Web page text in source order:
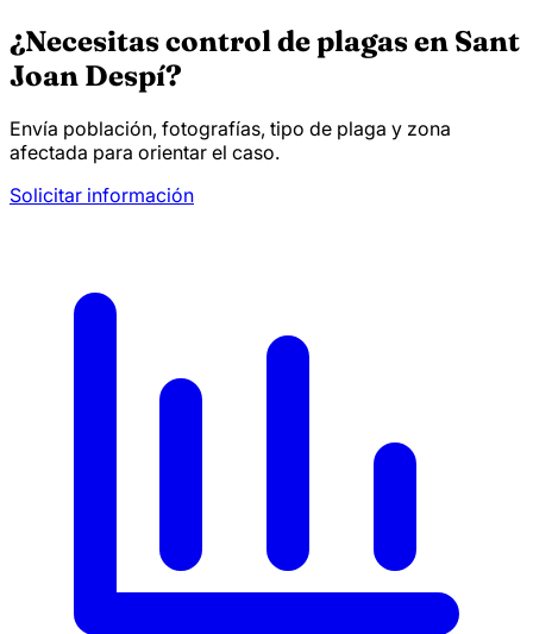
¿Necesitas control de plagas en Sant
Joan Despí?
Envía población, fotografías, tipo de plaga y zona
afectada para orientar el caso.
Solicitar información